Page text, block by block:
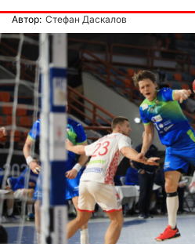
Автор: Стефан Даскалов